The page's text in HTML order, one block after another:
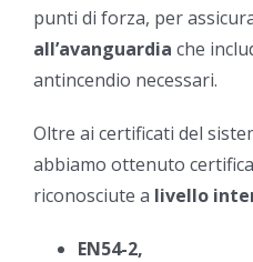
punti di forza, per
all’avanguardia che
antincendio necessari.
Oltre ai certificati del
abbiamo ottenuto
riconosciute a livello
EN54-2,